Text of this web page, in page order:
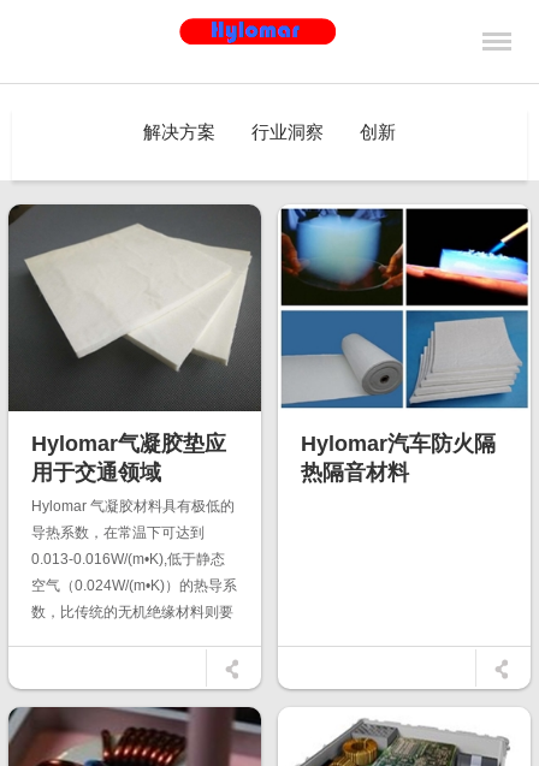
解决方案 行业洞察 创新
Hylomar气凝胶垫应
用于交通领域
Hylomar 气凝胶材料具有极低的
导热系数，在常温下可达到
0.013-0.016W/(m•K),低于静态
空气（0.024W/(m•K)）的热导系
数，比传统的无机绝缘材料则要
Hylomar汽车防火隔
热隔音材料